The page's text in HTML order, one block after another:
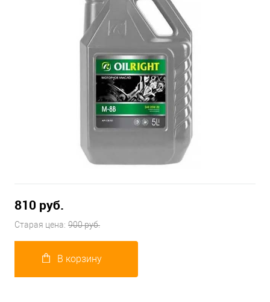
810 руб.
Старая цена: 900 руб.
В корзину